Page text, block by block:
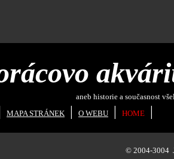
aneb historie a současnost
MAPA STRÁNEK | O WEBU | HOME |
© 2004-3004